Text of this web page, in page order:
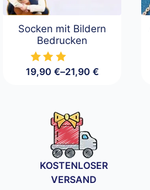
Socken mit Bildern
Bedrucken
19,90 €–21,90 €
Preisspanne:
21,90 €
KOSTENLOSER
VERSAND